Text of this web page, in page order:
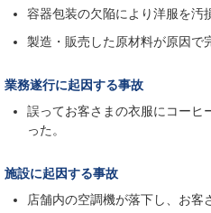
容器包装の欠陥により洋服を汚
製造・販売した原材料が原因で
業務遂行に起因する事故
誤ってお客さまの衣服にコーヒ
った。
施設に起因する事故
店舗内の空調機が落下し、お客